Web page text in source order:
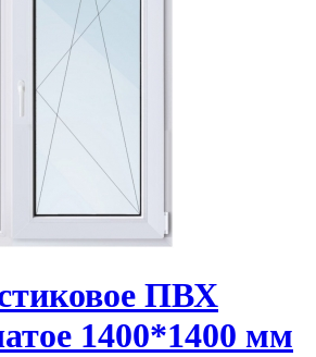
ПВХ
1400*1400 мм